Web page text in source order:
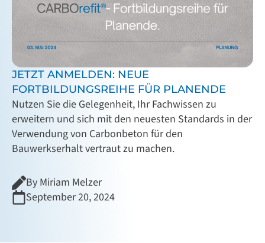
JETZT ANMELDEN: NEUE
FORTBILDUNGSREIHE FÜR PLANENDE
Nutzen Sie die Gelegenheit, Ihr Fachwissen zu
erweitern und sich mit den neuesten Standards in der
Verwendung von Carbonbeton für den
Bauwerkserhalt vertraut zu machen.
By Miriam Melzer
September 20, 2024